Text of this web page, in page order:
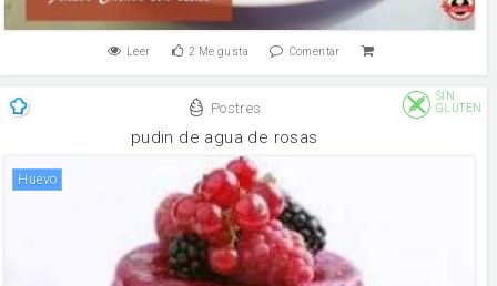
Leer 2 Me gusta Comentar
Postres
SIN
GLUTEN
pudin de agua de rosas
huevo